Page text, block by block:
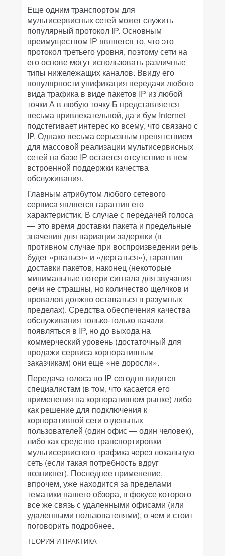
Еще одним транспортом для
мультисервисных сетей может служить
популярный протокол IP. Основным
преимуществом IP является то, что это
протокол третьего уровня, поэтому сети на
его основе могут использовать различные
типы нижележащих каналов. Ввиду его
популярности унификация передачи любого
вида трафика в виде пакетов IP из любой
точки А в любую точку Б представляется
весьма привлекательной, да и бум Internet
подстегивает интерес ко всему, что связано с
IP. Однако весьма серьезным препятствием
для массовой реализации мультисервисных
сетей на базе IP остается отсутствие в нем
встроенной поддержки качества
обслуживания.
Главным атрибутом любого сетевого
сервиса является гарантия его
характеристик. В случае с передачей голоса
— это время доставки пакета и предельные
значения для вариации задержки (в
противном случае при воспроизведении речь
будет «рваться» и «дергаться»), гарантия
доставки пакетов, наконец (некоторые
минимальные потери сигнала для звучания
речи не страшны, но количество щелчков и
провалов должно оставаться в разумных
пределах). Средства обеспечения качества
обслуживания только-только начали
появляться в IP, но до выхода на
коммерческий уровень (достаточный для
продажи сервиса корпоративным
заказчикам) они еще «не доросли».
Передача голоса по IP сегодня видится
специалистам (в том, что касается его
применения на корпоративном рынке) либо
как решение для подключения к
корпоративной сети отдельных
пользователей (один офис — один человек),
либо как средство транспортировки
мультисервисного трафика через локальную
сеть (если такая потребность вдруг
возникнет). Последнее применение,
впрочем, уже находится за пределами
тематики нашего обзора, в фокусе которого
все же связь с удаленными офисами (или
удаленными пользователями), о чем и стоит
поговорить подробнее.
ТЕОРИЯ И ПРАКТИКА